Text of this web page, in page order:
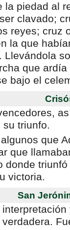
la piedad al
clavado;
reyes; cruz
la que
Llevándola
que
bajo el
su triunfo.
que
que
donde
victoria.
San